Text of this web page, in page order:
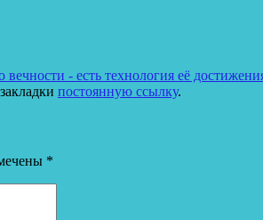
- есть технология её
постоянную ссылку.
*